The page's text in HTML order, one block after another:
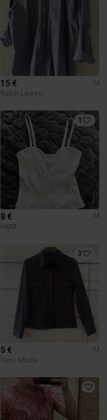
15 €
M
Ralph Lauren
1
8 €
M
H&M
3
5 €
M
Vero Moda